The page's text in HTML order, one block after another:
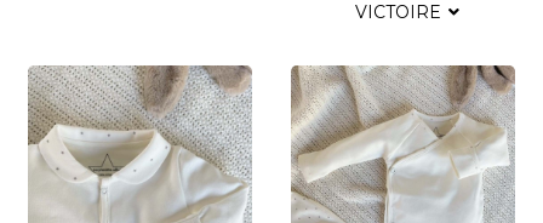
VICTOIRE